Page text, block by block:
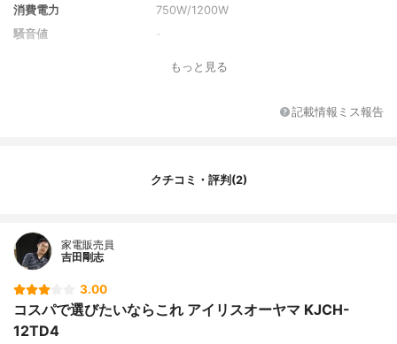
消費電力
750W/1200W
騒音値
約27円～役32円
小型
もっと見る
記載情報ミス報告
クチコミ・評判(2)
家電販売員
吉田剛志
3.00
コスパで選びたいならこれ アイリスオーヤマ KJCH-
12TD4